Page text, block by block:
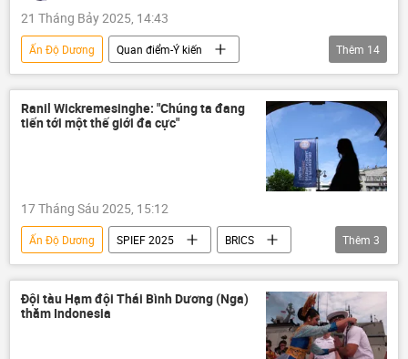
21 Tháng Bảy 2025, 14:43
Ấn Độ Dương
Quan điểm-Ý kiến
Tác giả
Việt Nam
BRICS
Ngân hàng Phát triển BRICS
ngoại giao
Chính sách
đa phương
Chính trị
GDP
Kinh tế
Thêm 14
Ranil Wickremesinghe: "Chúng ta đang
tiến tới một thế giới đa cực"
17 Tháng Sáu 2025, 15:12
Ấn Độ Dương SPIEF 2025
BRICS
ASEAN
Hội nghị thượng đỉnh ASEAN
St. Petersburg
Thêm 3
Đội tàu Hạm đội Thái Bình Dương (Nga)
thăm Indonesia